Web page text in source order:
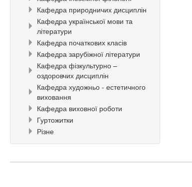
Кафедра природничих дисциплін
Кафедра української мови та
літератури
Кафедра початкових класів
Кафедра зарубіжної літератури
Кафедра фізкультурно –
оздоровчих дисциплін
Кафедра художньо - естетичного
виховання
Кафедра виховної роботи
Гуртожитки
Різне